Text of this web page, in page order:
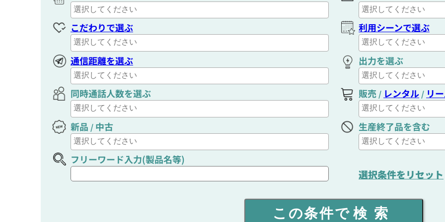
こだわりで選ぶ 利用シーンで選ぶ
通信距離を選ぶ 出力を選ぶ
同時通話人数を選ぶ 販売 / レンタル / リ
新品 / 中古 生産終了品を含む
フリーワード入力(製品名等)
選択条件をリセット
この条件で 検索